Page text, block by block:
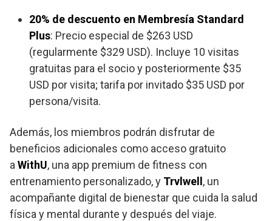
20% de descuento en Membresía Standard
Plus: Precio especial de $263 USD
(regularmente $329 USD). Incluye 10 visitas
gratuitas para el socio y posteriormente $35
USD por visita; tarifa por invitado $35 USD por
persona/visita.
Además, los miembros podrán disfrutar de
beneficios adicionales como acceso gratuito
a WithU, una app premium de fitness con
entrenamiento personalizado, y Trvlwell , un
acompañante digital de bienestar que cuida la salud
física y mental durante y después del viaje.